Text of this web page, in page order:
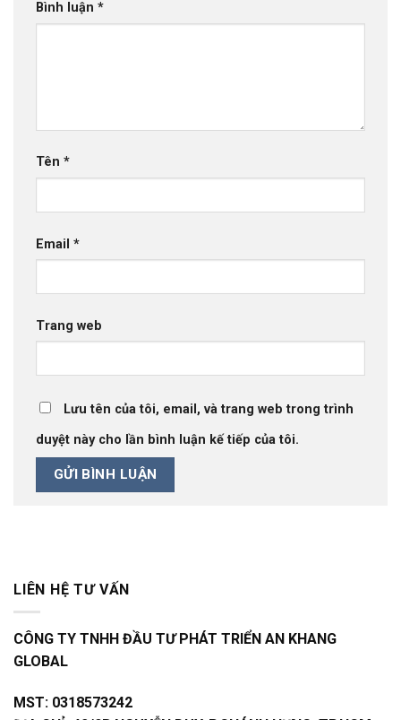
Bình luận *
Tên *
Email *
Trang web
Lưu tên của tôi, email, và trang web trong trình
duyệt này cho lần bình luận kế tiếp của tôi.
LIÊN HỆ TƯ VẤN
CÔNG TY TNHH ĐẦU TƯ PHÁT TRIỂN AN KHANG
GLOBAL
MST: 0318573242